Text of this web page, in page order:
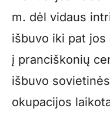
m. dėl vidaus
išbuvo iki pat jos
į pranciškonių
išbuvo
okupacijos